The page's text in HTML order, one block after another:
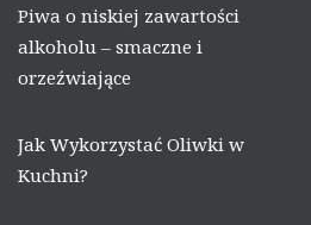
Piwa o niskiej zawartości
alkoholu – smaczne i
orzeźwiające
Jak Wykorzystać Oliwki w
Kuchni?